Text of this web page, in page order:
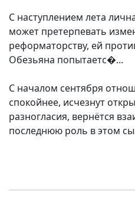
С наступлением лета
может претерпевать
реформаторству, ей
Обезьяна попытаетс�...
С началом сентября
спокойнее, исчезнут
разногласия, вернётся
последнюю роль в этом